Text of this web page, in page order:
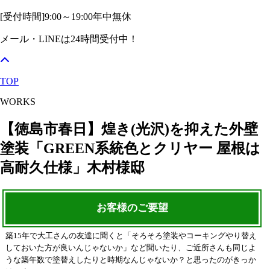
[受付時間]9:00～19:00年中無休
メール・LINEは24時間受付中！
TOP
WORKS
【徳島市春日】煌き(光沢)を抑えた外壁
塗装「GREEN系統色とクリヤー 屋根は
高耐久仕様」木村様邸
お客様のご要望
築15年で大工さんの友達に聞くと「そろそろ塗装やコーキングやり替え
しておいた方が良いんじゃないか」など聞いたり、ご近所さんも同じよ
うな築年数で塗替えしたりと時期なんじゃないか？と思ったのがきっか